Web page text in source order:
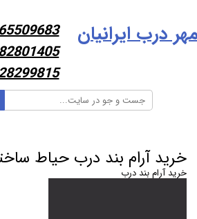
درب ایرانیان
خرید آرام بند درب حیاط
خرید آرام بند درب